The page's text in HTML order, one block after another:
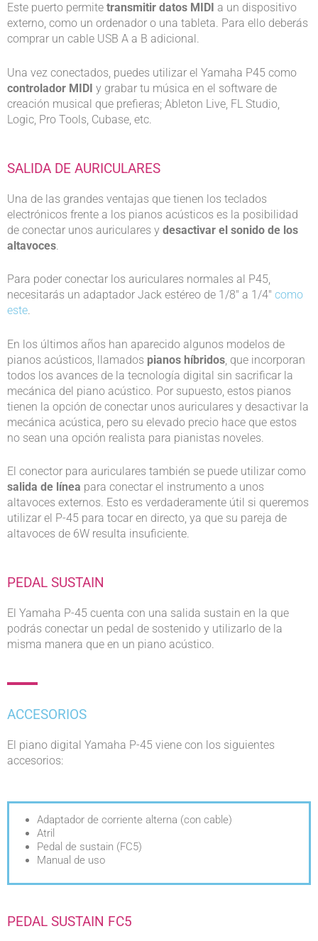
Este puerto permite transmitir datos MIDI a un dispositivo
externo, como un ordenador o una tableta. Para ello deberás
comprar un cable USB A a B adicional.
Una vez conectados, puedes utilizar el Yamaha P45 como
controlador MIDI y grabar tu música en el software de
creación musical que prefieras; Ableton Live, FL Studio,
Logic, Pro Tools, Cubase, etc.
SALIDA DE AURICULARES
Una de las grandes ventajas que tienen los teclados
electrónicos frente a los pianos acústicos es la posibilidad
de conectar unos auriculares y desactivar el sonido de los
altavoces
Para poder conectar los auriculares normales al P45,
necesitarás un adaptador Jack estéreo de 1/8″ a 1/4″ como
este.
En los últimos años han aparecido algunos modelos de
pianos acústicos, llamados pianos híbridos , que incorporan
todos los avances de la tecnología digital sin sacrificar la
mecánica del piano acústico. Por supuesto, estos pianos
tienen la opción de conectar unos auriculares y desactivar la
mecánica acústica, pero su elevado precio hace que estos
no sean una opción realista para pianistas noveles.
El conector para auriculares también se puede utilizar como
salida de línea para conectar el instrumento a unos
altavoces externos. Esto es verdaderamente útil si queremos
utilizar el P-45 para tocar en directo, ya que su pareja de
altavoces de 6W resulta insuficiente.
PEDAL SUSTAIN
El Yamaha P-45 cuenta con una salida sustain en la que
podrás conectar un pedal de sostenido y utilizarlo de la
misma manera que en un piano acústico.
ACCESORIOS
El piano digital Yamaha P-45 viene con los siguientes
accesorios:
Adaptador de corriente alterna (con cable)
Atril
Pedal de sustain (FC5)
Manual de uso
PEDAL SUSTAIN FC5